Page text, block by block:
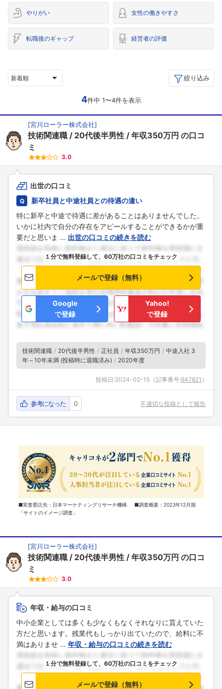
やりがい 女性の働きやすさ
転職後のギャップ 経営者の評価
新着順 絞り込み
4件中 1〜4件を表示
[宮川ローラー株式会社]
技術関連職 20代後半男性 年収350万円 の口コ
ミ
3.0
出世の口コミ
新卒社員と中途社員との待遇の違い
特に新卒と中途で待遇に差があることはありませんでした。
いかに社内で自分の存在をアピールすることができるかが重
要だと思いま ... 出世の口コミの続きを読む
１分で無料登録して、60万社の口コミをチェック
メールで登録（無料）
Google
で登録
Yahoo!
で登録
技術関連職 20代後半男性 正社員 年収350万円
中途入社 3
年～10年未満 (投稿時に退職済み)
2020年度
投稿日:2024-02-15 （記事番号:947821 ）
参考になった 0 不適切な投稿として報告
■実査委託先：日本マーケティングリサーチ機構 ■調査概要：2023年12月期
「サイトのイメージ調査」
[宮川ローラー株式会社]
技術関連職 20代後半男性 年収350万円 の口コ
ミ
3.0
年収・給与の口コミ
中小企業としては多くも少なくもなくそれなりに貰えていた
方だと思います。残業代もしっかり出ていたので、給料に不
満はありませ ... 年収・給与の口コミの続きを読む
１分で無料登録して、60万社の口コミをチェック
メールで登録（無料）